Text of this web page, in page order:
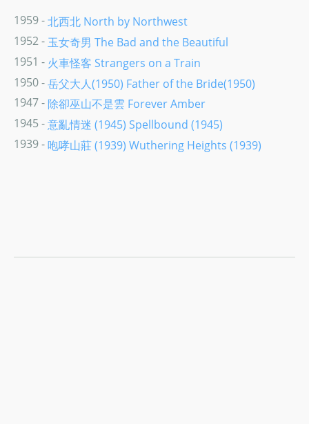
1959 -北西北 North by Northwest
1952 - 玉女奇男 The Bad and the Beautiful
1951 - 火車怪客 Strangers on a Train
1950 -岳父大人(1950) Father of the Bride(1950)
1947 - 除卻巫山不是雲 Forever Amber
1945 -意亂情迷 (1945) Spellbound (1945)
1939 -咆哮山莊 (1939) Wuthering Heights (1939)